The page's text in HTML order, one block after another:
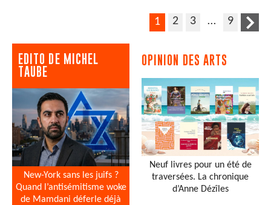
1 2 3 … 9
EDITO DE MICHEL
TAUBE
New-York sans les juifs ?
Quand l’antisémitisme woke
de Mamdani déferle déjà
OPINION DES ARTS
Neuf livres pour un été de
traversées. La chronique
d’Anne Dézîles